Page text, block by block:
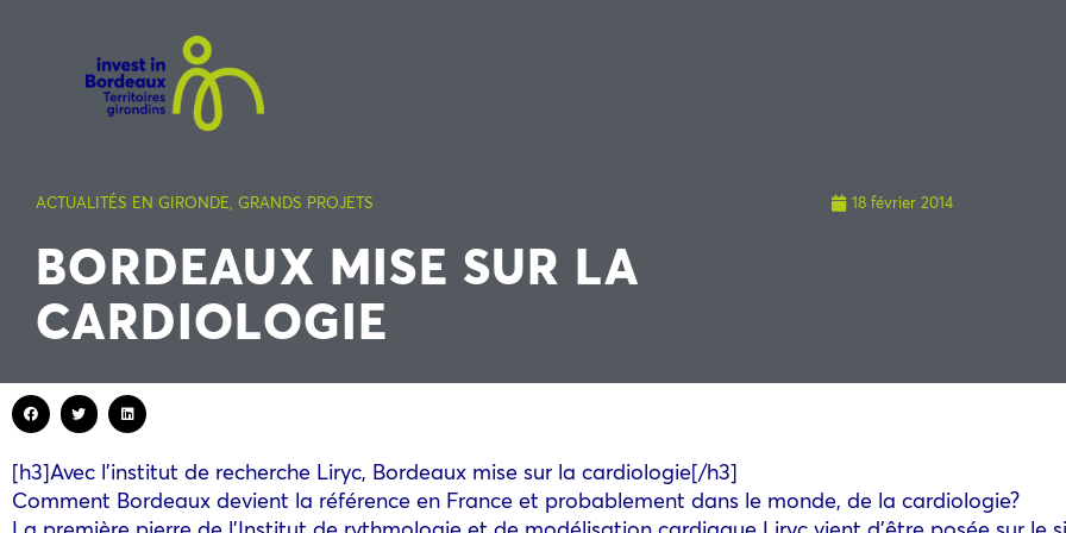
ACTUALITÉS EN GIRONDE, GRANDS PROJETS
BORDEAUX MISE SUR LA
CARDIOLOGIE
18 février 2014
[h3]Avec l’institut de recherche Liryc, Bordeaux mise sur la cardiologie[/h3]
Comment Bordeaux devient la référence en France et probablement dans le monde, de la cardiologie?